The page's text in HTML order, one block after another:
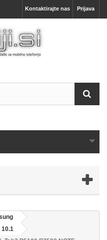
Prijava
Kontaktirajte nas
10.1